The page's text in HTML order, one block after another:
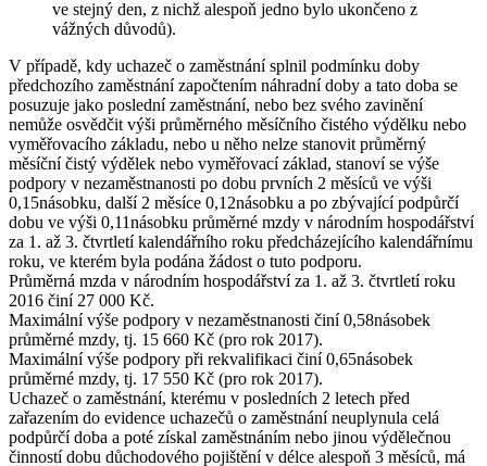
ve stejný den, z nichž alespoň jedno bylo ukončeno z
vážných důvodů).
V případě, kdy uchazeč o zaměstnání splnil podmínku doby
předchozího zaměstnání započtením náhradní doby a tato doba se
posuzuje jako poslední zaměstnání, nebo bez svého zavinění
nemůže osvědčit výši průměrného měsíčního čistého výdělku nebo
vyměřovacího základu, nebo u něho nelze stanovit průměrný
měsíční čistý výdělek nebo vyměřovací základ, stanoví se výše
podpory v nezaměstnanosti po dobu prvních 2 měsíců ve výši
0,15násobku, další 2 měsíce 0,12násobku a po zbývající podpůrčí
dobu ve výši 0,11násobku průměrné mzdy v národním hospodářství
za 1. až 3. čtvrtletí kalendářního roku předcházejícího kalendářnímu
roku, ve kterém byla podána žádost o tuto podporu.
Průměrná mzda v národním hospodářství za 1. až 3. čtvrtletí roku
2016 činí 27 000 Kč.
Maximální výše podpory v nezaměstnanosti činí 0,58násobek
průměrné mzdy, tj. 15 660 Kč (pro rok 2017).
Maximální výše podpory při rekvalifikaci činí 0,65násobek
průměrné mzdy, tj. 17 550 Kč (pro rok 2017).
Uchazeč o zaměstnání, kterému v posledních 2 letech před
zařazením do evidence uchazečů o zaměstnání neuplynula celá
podpůrčí doba a poté získal zaměstnáním nebo jinou výdělečnou
činností dobu důchodového pojištění v délce alespoň 3 měsíců, má